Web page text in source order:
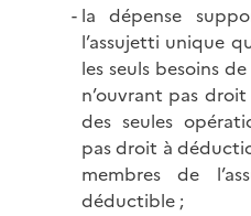
la dépense
l’assujetti unique
les seuls besoins
n’ouvrant pas
des seules
pas droit à
membres de
déductible ;